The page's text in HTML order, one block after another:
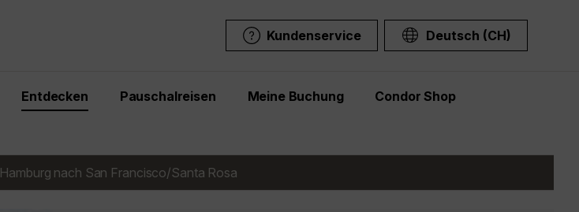
Kundenservice Deutsch (CH)
Entdecken Pauschalreisen Meine Buchung Condor Shop
Hamburg nach San Francisco/Santa Rosa